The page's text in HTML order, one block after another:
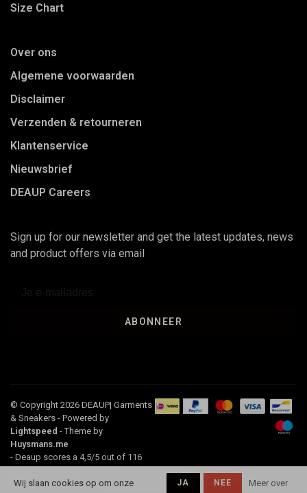
Size Chart
Over ons
Algemene voorwaarden
Disclaimer
Verzenden & retourneren
Klantenservice
Nieuwsbrief
DEAUP Careers
Sign up for our newsletter and get the latest updates, news
and product offers via email
ABONNEER
© Copyright 2026 DEAUP| Garments
& Sneakers - Powered by
Lightspeed - Theme by
Huysmans.me
- Deaup scores a 4,5/5 out of 116
Wij slaan cookies op om onze
JA NEE Meer over